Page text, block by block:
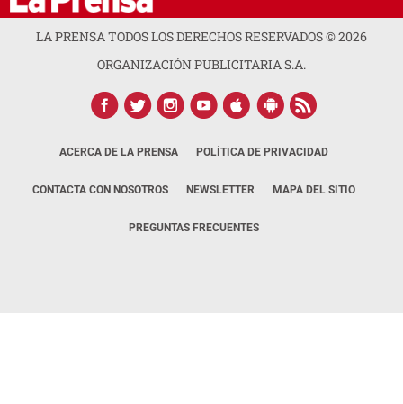
LA PRENSA TODOS LOS DERECHOS RESERVADOS ©2026
ORGANIZACIÓN PUBLICITARIA S.A.
ACERCA DE LA PRENSA POLÍTICA DE PRIVACIDAD
CONTACTA CON NOSOTROS NEWSLETTER MAPA DEL SITIO
PREGUNTAS FRECUENTES